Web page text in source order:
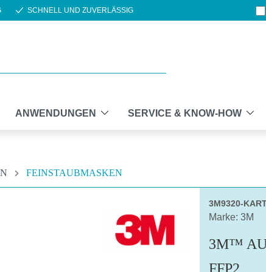
SCHNELL UND ZUVERLÄSSIG
ANWENDUNGEN SERVICE & KNOW-HOW
FEINSTAUBMASKEN
3M9320-
Marke: 3M
3M™
FFP2